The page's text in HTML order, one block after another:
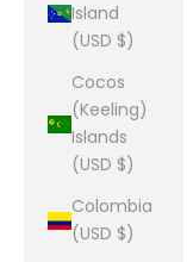
Island
(USD $)
Cocos
(Keeling)
Islands
(USD $)
Colombia
(USD $)